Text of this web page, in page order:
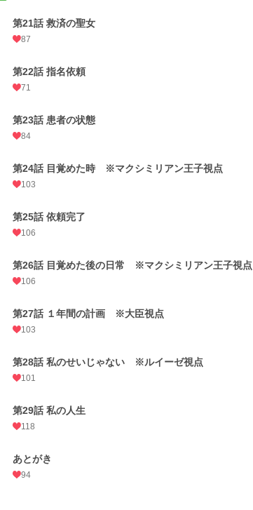
第21話 救済の聖女
87
第22話 指名依頼
71
第23話 患者の状態
84
第24話 目覚めた時 ※マクシミリアン王子視点
103
第25話 依頼完了
106
第26話 目覚めた後の日常 ※マクシミリアン王子視点
106
第27話 １年間の計画 ※大臣視点
103
第28話 私のせいじゃない ※ルイーゼ視点
101
第29話 私の人生
118
あとがき
94